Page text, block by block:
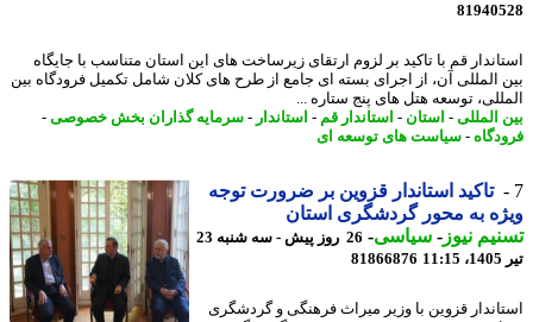
قم با تاکید بر لزوم ارتقای زیرساخت های این استان متناسب با جایگاه
المللی آن، از اجرای بسته ای جامع از طرح های کلان شامل تکمیل فرودگاه بین
توسعه هتل های پنج ستاره ...
المللی-استان-استاندار قم -استاندار-سرمایه گذاران بخش خصوصی-
-سیاست های توسعه ای
تاکید استاندار قزوین بر ضرورت توجه
به محور گردشگری استان
نیوز-سیاسی-
26 روز پیش - سه شنبه 23
81866876
قزوین با وزیر میراث فرهنگی و گردشگری